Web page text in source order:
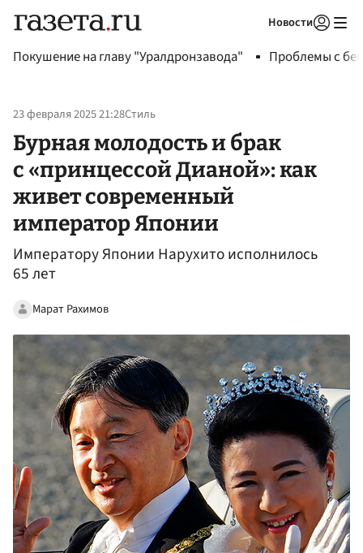
Новости
Покушение на главу "Уралдронзавода" Проблемы с
23 февраля 2025 21:28Стиль
Бурная молодость и брак
с «принцессой Дианой»: как
живет современный
император Японии
Императору Японии Нарухито исполнилось
65 лет
Марат Рахимов